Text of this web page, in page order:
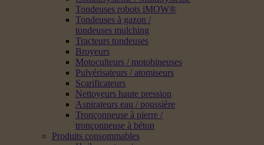
Tondeuses robots iMOW®
Tondeuses à gazon /
tondeuses mulching
Tracteurs tondeuses
Broyeurs
Motoculteurs / motobineuses
Pulvérisateurs / atomiseurs
Scarificateurs
Nettoyeurs haute pression
Aspirateurs eau / poussière
Tronçonneuse à pierre /
tronçonneuse à béton
Produits consommables